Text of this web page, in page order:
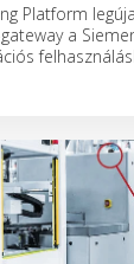
Platform
a